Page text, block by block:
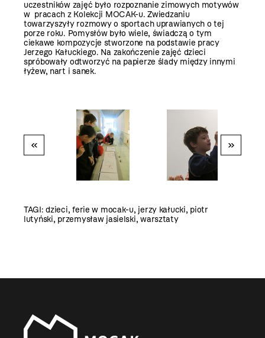
uczestników zajęć było rozpoznanie zimowych motywów
w pracach z Kolekcji MOCAK-u. Zwiedzaniu
towarzyszyły rozmowy o sportach uprawianych o tej
porze roku. Pomysłów było wiele, świadczą o tym
ciekawe kompozycje stworzone na podstawie pracy
Jerzego Kałuckiego. Na zakończenie zajęć dzieci
spróbowały odtworzyć na papierze ślady między innymi
łyżew, nart i sanek.
« »
TAGI:dzieci,ferie w mocak-u, jerzy kałucki, piotr
lutyński, przemysław jasielski,warsztaty